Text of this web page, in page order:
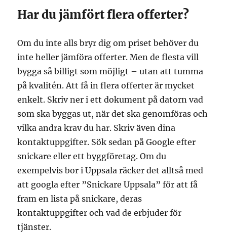
Har du jämfört flera offerter?
Om du inte alls bryr dig om priset behöver du
inte heller jämföra offerter. Men de flesta vill
bygga så billigt som möjligt – utan att tumma
på kvalitén. Att få in flera offerter är mycket
enkelt. Skriv ner i ett dokument på datorn vad
som ska byggas ut, när det ska genomföras och
vilka andra krav du har. Skriv även dina
kontaktuppgifter. Sök sedan på Google efter
snickare eller ett byggföretag. Om du
exempelvis bor i Uppsala räcker det alltså med
att googla efter ”Snickare Uppsala” för att få
fram en lista på snickare, deras
kontaktuppgifter och vad de erbjuder för
tjänster.